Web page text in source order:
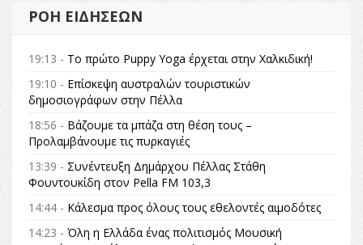
ΡΟΉ ΕΙΔΉΣΕΩΝ
19:13 - Το πρώτο Puppy Yoga έρχεται στην Χαλκιδική!
19:10 - Επίσκεψη αυστραλών τουριστικών
δημοσιογράφων στην Πέλλα
18:56 - Βάζουμε τα μπάζα στη θέση τους –
Προλαμβάνουμε τις πυρκαγιές
13:39 - Συνέντευξη Δημάρχου Πέλλας Στάθη
Φουντουκίδη στον Pella FM 103,3
14:44 - Κάλεσμα προς όλους τους εθελοντές αιμοδότες
14:23 - Όλη η Ελλάδα ένας πολιτισμός Μουσική